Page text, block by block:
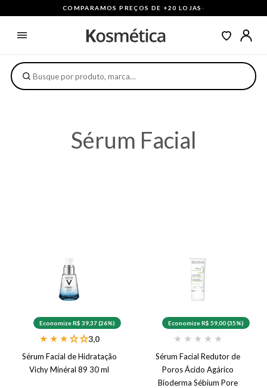
COMPARAMOS PREÇOS DE +20 LOJAS ·
Sérum Facial
Economize R$ 39,37 (26%)
★ ★ ★★★3,0
Sérum Facial de Hidratação
Vichy Minéral 89 30 ml
Economize R$ 59,00 (35%)
★ ★ ★ ★ ★
Sérum Facial Redutor de
Poros Ácido Agárico
Bioderma Sébium Pore